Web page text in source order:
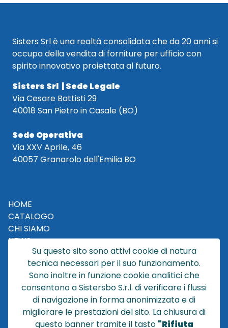
Sisters Srl è una realtà consolidata che da 20 anni si
occupa della vendita di forniture per ufficio con
spirito innovativo proiettata al futuro.
Sisters Srl | Sede Legale
Via Cesare Battisti 29
40018 San Pietro in Casale (BO)
Sede Operativa
Via XXV Aprile, 46
40057 Granarolo dell'Emilia BO
HOME
CATALOGO
CHI SIAMO
NEWS
CONTATTACI
CONDIZIONI DI VENDITA
POLICY PRIVACY
NOTE LEGALI
Cookie
Su questo sito sono attivi cookie di natura
tecnica necessari per il suo funzionamento.
Sono inoltre in funzione cookie analitici che
consentono a Sistersbo S.r.l. di verificare i flussi
di navigazione in forma anonimizzata e di
migliorare le prestazioni del sito. La chiusura di
questo banner tramite il tasto "Rifiuta